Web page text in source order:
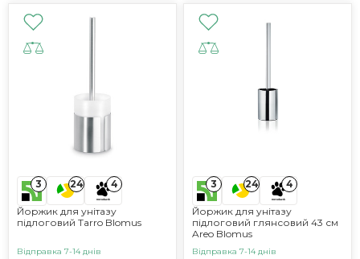
3 24 4
Йоржик для унітазу
підлоговий Tarro Blomus
Відправка 7-14 днів
3 24 4
Йоржик для унітазу
підлоговий глянсовий 43 см
Areo Blomus
Відправка 7-14 днів